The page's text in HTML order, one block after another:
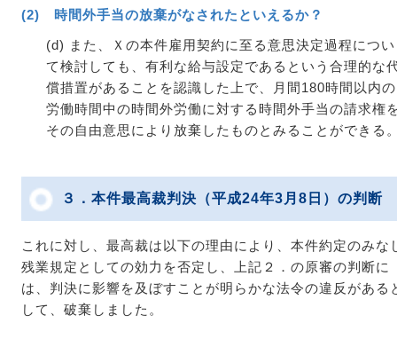
(2) 時間外手当の放棄がなされたといえるか？
(d) また、Ｘの本件雇用契約に至る意思決定過程につい
て検討しても、有利な給与設定であるという合理的な
償措置があることを認識した上で、月間180時間以内の
労働時間中の時間外労働に対する時間外手当の請求権
その自由意思により放棄したものとみることができる
３．本件最高裁判決（平成24年3月8日）の判断
これに対し、最高裁は以下の理由により、本件約定のみな
残業規定としての効力を否定し、上記２．の原審の判断に
は、判決に影響を及ぼすことが明らかな法令の違反がある
して、破棄しました。